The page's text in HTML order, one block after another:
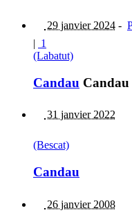
29 janvier 2024 -
| 1
(Labatut)
Candau Candau
31 janvier 2022
(Bescat)
Candau
26 janvier 2008